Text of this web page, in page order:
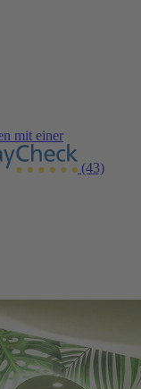
mit einer
(43)